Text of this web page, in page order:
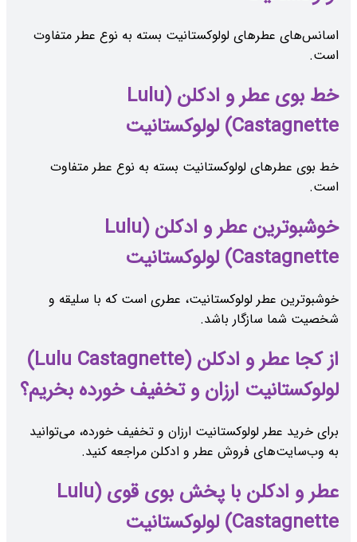
اسانس‌های عطرهای لولوکستانیت بسته به نوع عطر متفاوت
است.
خط بوی عطر و ادکلن (Lulu
Castagnette) لولوکستانیت
خط بوی عطرهای لولوکستانیت بسته به نوع عطر متفاوت
است.
خوشبوترین عطر و ادکلن (Lulu
Castagnette) لولوکستانیت
خوشبوترین عطر لولوکستانیت، عطری است که با سلیقه و
شخصیت شما سازگار باشد.
از کجا عطر و ادکلن (Lulu Castagnette)
لولوکستانیت ارزان و تخفیف خورده بخریم؟
برای خرید عطر لولوکستانیت ارزان و تخفیف خورده، می‌توانید
به وب‌سایت‌های فروش عطر و ادکلن مراجعه کنید.
عطر و ادکلن با پخش بوی قوی (Lulu
Castagnette) لولوکستانیت